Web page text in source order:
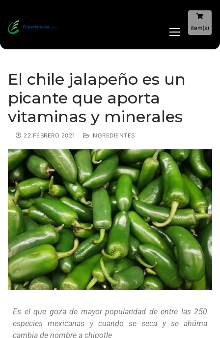
item(s)
El chile jalapeño es un
picante que aporta
vitaminas y minerales
22 FEBRERO 2021 INGREDIENTES
Es el que goza de mayor popularidad de entre las 250
especies mexicanas y cuando se seca y se ahúma
cambia de nombre a chipotle